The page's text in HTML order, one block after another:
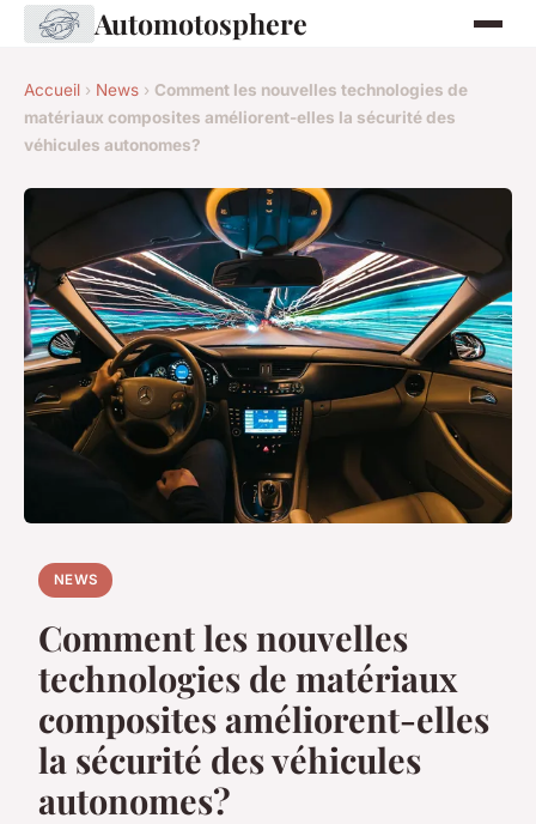
Automotosphere
Accueil › News › Comment les nouvelles technologies de
matériaux composites améliorent-elles la sécurité des
véhicules autonomes?
NEWS
Comment les nouvelles
technologies de matériaux
composites améliorent-elles
la sécurité des véhicules
autonomes?